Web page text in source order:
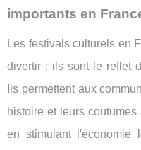
importants en
Les festivals culturels en
divertir ; ils sont le reflet
Ils permettent aux
histoire et leurs
en stimulant l'économie